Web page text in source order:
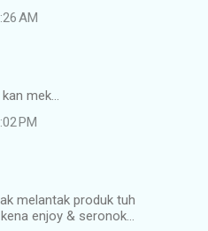
AM
mek...
PM
melantak produk tuh
enjoy & seronok...